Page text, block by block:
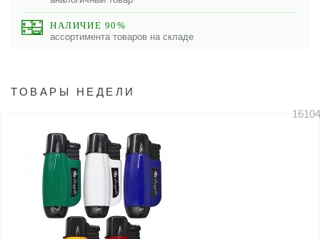
НАЛИЧИЕ 90%
ассортимента товаров на складе
ТОВАРЫ НЕДЕЛИ